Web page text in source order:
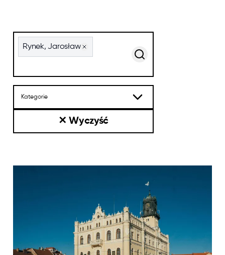
Szukaj po nazwie lub po tagach
Rynek, Jarosław
Kategorie
✕ Wyczyść